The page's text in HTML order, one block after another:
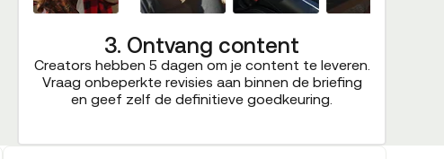
3. Ontvang content
Creators hebben 5 dagen om je content te leveren.
Vraag onbeperkte revisies aan binnen de briefing
en geef zelf de definitieve goedkeuring.